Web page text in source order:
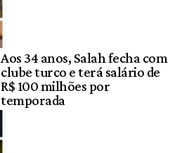
Aos 34 anos, Salah fecha com
clube turco e terá salário de
R$ 100 milhões por
temporada